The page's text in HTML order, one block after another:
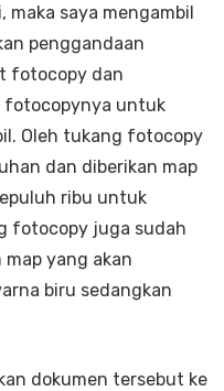
maka saya mengambil
penggandaan
fotocopy dan
fotocopynya untuk
Oleh tukang fotocopy
dan diberikan map
ribu untuk
fotocopy juga sudah
yang akan
biru sedangkan
dokumen tersebut ke